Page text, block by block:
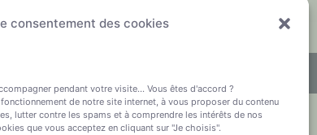
consentement des cookies
pendant votre visite... Vous êtes d'accord ?
de notre site internet, à vous proposer du contenu
lutter contre les spams et à comprendre les intérêts de nos
que vous acceptez en cliquant sur "Je choisis".